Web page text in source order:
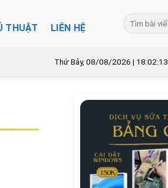
THUẬT LIÊN HỆ
Thứ Bảy, 08/08/2026 | 18:02:14